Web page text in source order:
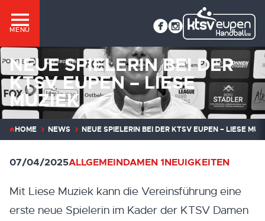
MENÜ
NEUE SPIELERIN BEI DER
KTSV EUPEN – LIESE
MUZIEK
HOME NEWS NEUE SPIELERIN BEI DER KTSV EUPEN – LIESE
07/04/2025ALLGEMEINDAMEN 1NEUIGKEITEN
Mit Liese Muziek kann die Vereinsführung eine
erste neue Spielerin im Kader der KTSV Damen